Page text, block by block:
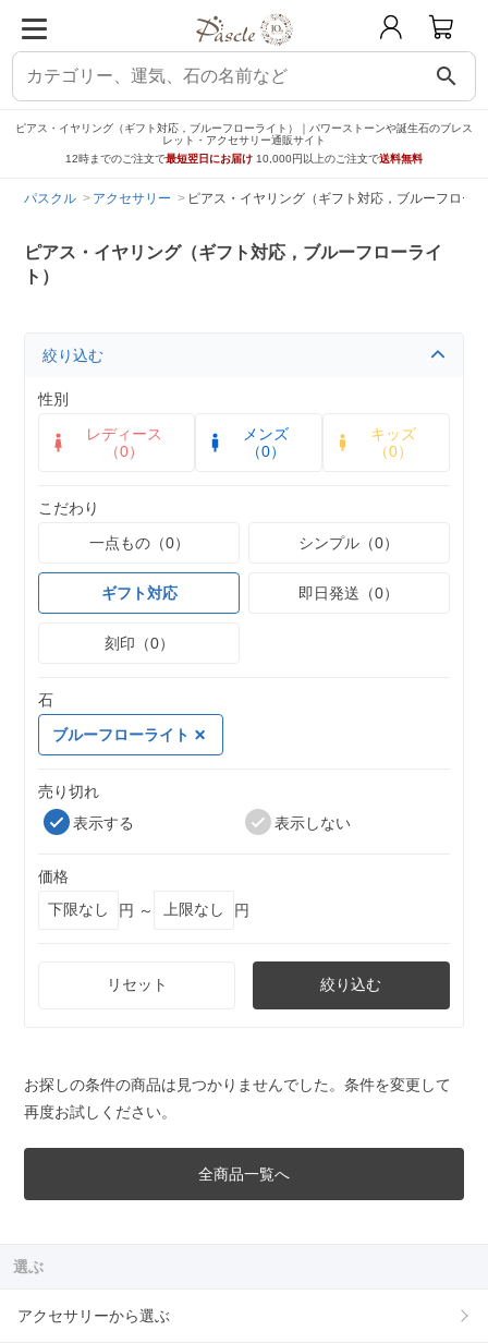
search
ピアス・イヤリング（ギフト対応，ブルーフローライト）｜パワーストーンや誕生石のブレス
レット・アクセサリー通販サイト
12時までのご注文で最短翌日にお届け 10,000円以上のご注文で送料無料
パスクル アクセサリー ピアス・イヤリング（ギフト対応，ブルーフロー
ピアス・イヤリング（ギフト対応，ブルーフローライ
ト）
絞り込む
性別
レディース
（0）
メンズ
（0）
キッズ
（0）
こだわり
一点もの（0）
シンプル（0）
ギフト対応 即日発送（0）
刻印（0）
石
ブルーフローライト
売り切れ
表示する
表示しない
価格
円 ～
円
リセット 絞り込む
お探しの条件の商品は見つかりませんでした。条件を変更して
再度お試しください。
全商品一覧へ
選ぶ
アクセサリーから選ぶ